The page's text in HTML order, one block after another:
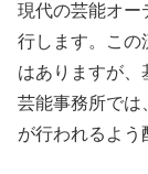
現代の芸能オー
行します。この
はありますが、
芸能事務所では
が行われるよう